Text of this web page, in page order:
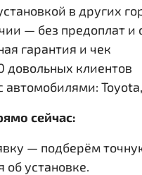
в других
— без предоплат
гарантия и чек
довольных клиентов
автомобилями:
сейчас:
— подберём
об установке.